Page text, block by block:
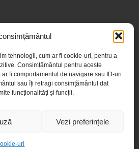
tehnologii, cum ar fi cookie-uri, pentru a
Consimțământul pentru aceste
fi comportamentul de navigare sau ID-uri
sau îți retragi consimțământul dat
funcționalități și funcții.
Vezi preferințele
uri